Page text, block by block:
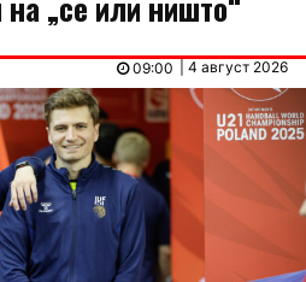
| 4 август 2026
09:00